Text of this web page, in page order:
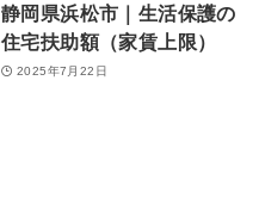
静岡県浜松市｜生活保護の
住宅扶助額（家賃上限）
2025年7月22日